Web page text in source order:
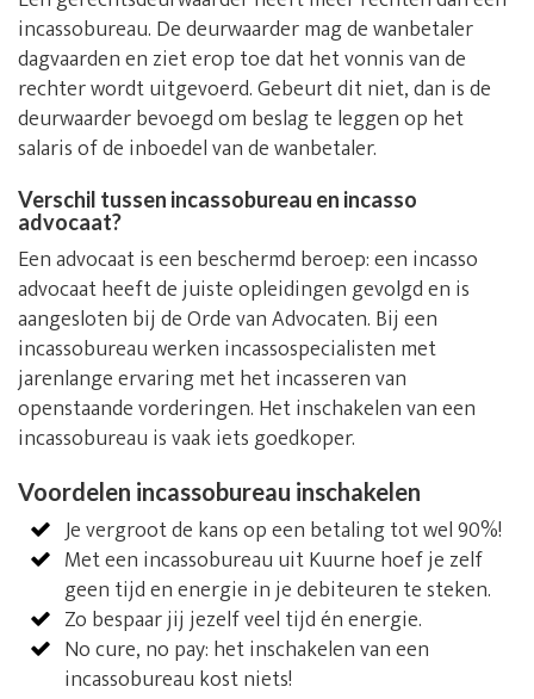
incassobureau. De deurwaarder mag de wanbetaler
dagvaarden en ziet erop toe dat het vonnis van de
rechter wordt uitgevoerd. Gebeurt dit niet, dan is de
deurwaarder bevoegd om beslag te leggen op het
salaris of de inboedel van de wanbetaler.
Verschil tussen incassobureau en incasso
advocaat?
Een advocaat is een beschermd beroep: een incasso
advocaat heeft de juiste opleidingen gevolgd en is
aangesloten bij de Orde van Advocaten. Bij een
incassobureau werken incassospecialisten met
jarenlange ervaring met het incasseren van
openstaande vorderingen. Het inschakelen van een
incassobureau is vaak iets goedkoper.
Voordelen incassobureau inschakelen
Je vergroot de kans op een betaling tot wel 90%!
Met een incassobureau uit Kuurne hoef je zelf
geen tijd en energie in je debiteuren te steken.
Zo bespaar jij jezelf veel tijd én energie.
No cure, no pay: het inschakelen van een
incassobureau kost niets!